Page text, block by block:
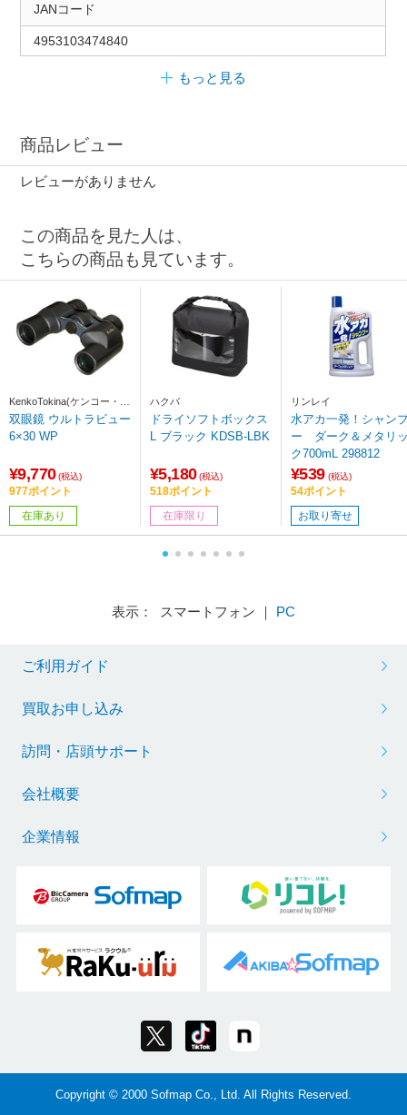
JANコード
4953103474840
もっと見る
商品レビュー
レビューがありません
この商品を見た人は、
こちらの商品も見ています。
KenkoTokina(ケンコー・ト
キナー)
双眼鏡 ウルトラビュー
6×30 WP
¥9,770 (税込)
977ポイント
在庫あり
ハクバ
ドライソフトボックス
L ブラック KDSB-LBK
¥5,180 (税込)
518ポイント
在庫限り
リンレイ
水アカ一発！シャン
ー ダーク＆メタリ
ク700mL 298812
¥539 (税込)
54ポイント
お取り寄せ
表示： スマートフォン ｜ PC
ご利用ガイド
買取お申し込み
訪問・店頭サポート
会社概要
企業情報
Copyright © 2000 Sofmap Co., Ltd. All Rights Reserved.